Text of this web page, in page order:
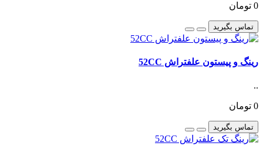
0 تومان
تماس بگیرید
رینگ و پیستون علفتراش 52CC
..
0 تومان
تماس بگیرید